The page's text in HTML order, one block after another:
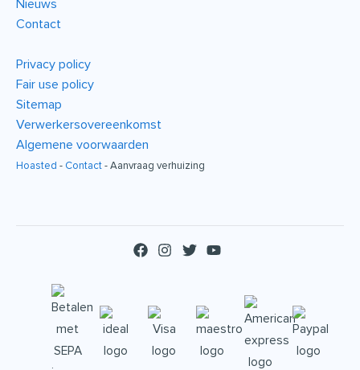
Nieuws
Contact
Privacy policy
Fair use policy
Sitemap
Verwerkersovereenkomst
Algemene voorwaarden
Hoasted - Contact-Aanvraag verhuizing
F
b
o
I
r
a
T
t
e
r
Y
e